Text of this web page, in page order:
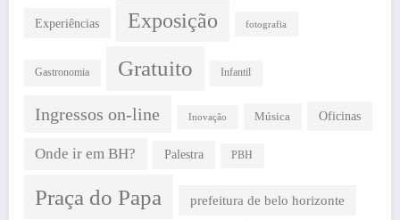
Experiências Exposição fotografia
Gastronomia Gratuito Infantil
Ingressos on-line Inovação Música Oficinas
Onde ir em BH? Palestra PBH
Praça do Papa prefeitura de belo horizonte